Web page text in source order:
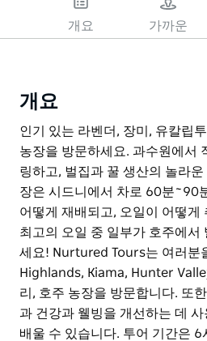
개요 가까운
개요
인기 있는 라벤더, 장미, 유칼립
농장을 방문하세요. 과수원에서
링하고, 벌집과 꿀 생산의 놀라
장은 시드니에서 차로 60분~90
어떻게 재배되고, 오일이 어떻게
최고의 오일 중 일부가 호주에서
세요! Nurtured Tours는 여러분
Highlands, Kiama, Hunter
리, 호주 농장을 방문합니다. 또
과 건강과 웰빙을 개선하는 데
배울 수 있습니다. 투어 기간은 6